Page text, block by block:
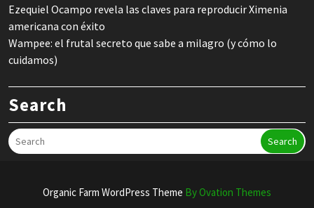
Ezequiel Ocampo revela las claves para reproducir Ximenia
americana con éxito
Wampee: el frutal secreto que sabe a milagro (y cómo lo
cuidamos)
Search
Search
Organic Farm WordPress Theme By Ovation Themes